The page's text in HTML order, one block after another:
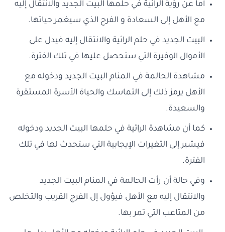
أما عن رؤية الرائية في حلمها البيت الجديد والانتقال إليه
مع الأهل إلى السعادة و الفرح الذي سيغمر حياتها.
البيت الجديد في حلم الرائية والانتقال إليه فيدل على
الأموال الوفيرة التي ستحصل عليها في تلك الفترة.
مشاهدة الحالمة في المنام البيت الجديد ودخوله مع
الأهل يرمز ذلك إلى التماسك والحياة الأسرة المستقرة
والسعيدة.
كما أن مشاهدة الرائية في حلمها البيت الجديد ودخوله
فيشير إلى التغيرات الإيجابية التي ستحدث لها في تلك
الفترة.
وفي حالة أن رأت الحالمة في المنام البيت الجديد
والانتقال إليه مع الأهل فيؤول إل الفرج القريب والتخلص
من المتاعب التي تمر بها.